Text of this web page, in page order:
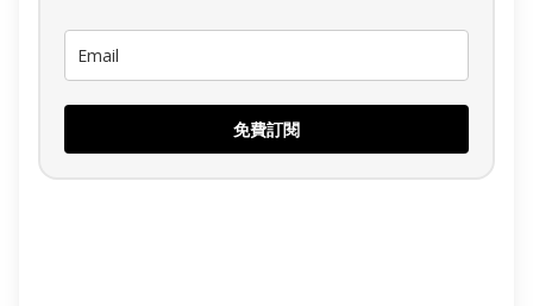
免費訂閱